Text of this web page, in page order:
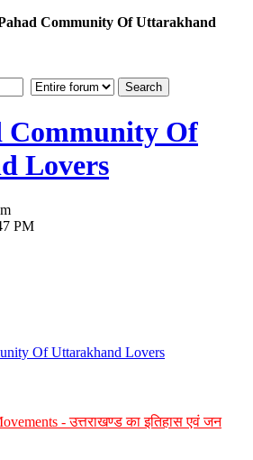
Community Of Uttarakhand
Community Of
Lovers
PM
Of Uttarakhand Lovers
- उत्तराखण्ड का इतिहास एवं जन